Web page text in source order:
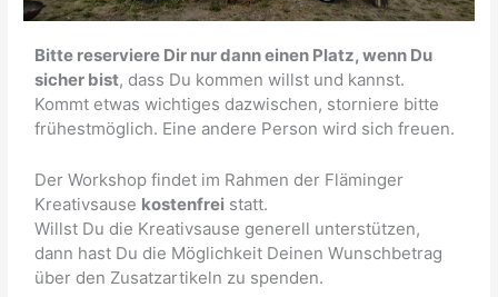
Bitte reserviere Dir nur dann einen Platz, wenn Du
sicher bist, dass Du kommen willst und kannst.
Kommt etwas wichtiges dazwischen, storniere bitte
frühestmöglich. Eine andere Person wird sich freuen.
Der Workshop findet im Rahmen der Fläminger
Kreativsause kostenfrei statt.
Willst Du die Kreativsause generell unterstützen,
dann hast Du die Möglichkeit Deinen Wunschbetrag
über den Zusatzartikeln zu spenden.